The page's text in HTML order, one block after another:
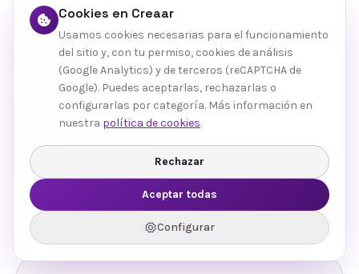
Gestión de Redes
Contenido y community management que conecta
con tu público.
Ver más
Cookies en Creaar
Usamos cookies necesarias para el funcionamiento
del sitio y, con tu permiso, cookies de análisis
(Google Analytics) y de terceros (reCAPTCHA de
Google). Puedes aceptarlas, rechazarlas o
configurarlas por categoría. Más información en
nuestra política de cookies.
Rechazar
Aceptar todas
Configurar